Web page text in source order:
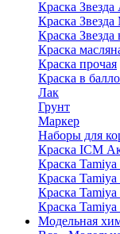
Краска
Краска
Краска Звезда
Краска
Краска прочая
Краска в
Лак
Грунт
Маркер
Наборы для
Краска ICM
Краска
Краска
Краска Tamiya
Краска
Модельная